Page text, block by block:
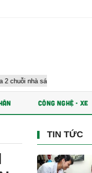
sách lớn nhất Việt Nam
CÔNG NGHỆ - XE
TIN TỨC